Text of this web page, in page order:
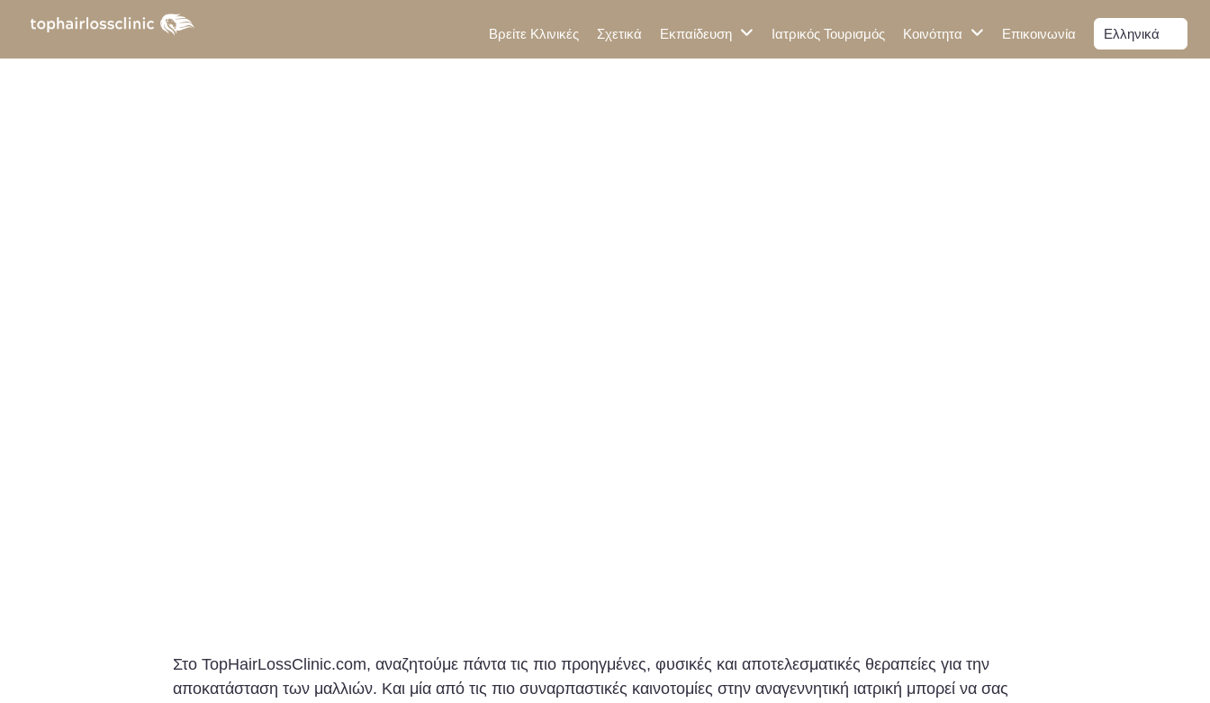
Βρείτε Κλινικές Σχετικά Εκπαίδευση Ιατρικός Τουρισμός Κοινότητα Επικοινωνία Ελληνικά
Στο TopHairLossClinic.com, αναζητούμε πάντα τις πιο προηγμένες, φυσικές και αποτελεσματικές θεραπείες για την
αποκατάσταση των μαλλιών. Και μία από τις πιο συναρπαστικές καινοτομίες στην αναγεννητική ιατρική μπορεί να σας